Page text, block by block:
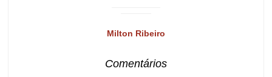
Milton Ribeiro
Comentários